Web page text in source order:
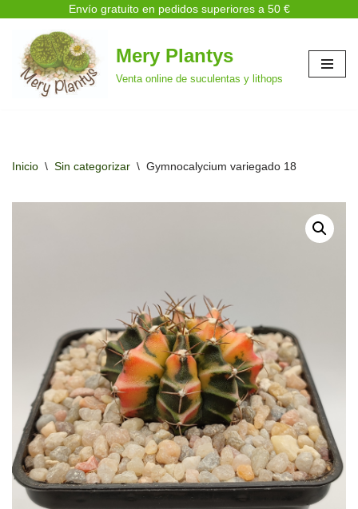
Envío gratuito en pedidos superiores a 50 €
Saltar
al
contenido
Mery Plantys
Venta online de suculentas y lithops
Inicio \ Sin categorizar \ Gymnocalycium variegado 18